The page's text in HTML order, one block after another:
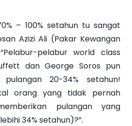
– 100% setahun tu sangat
Azizi Ali (Pakar Kewangan
pelabur world class
dan George Soros pun
pulangan 20-34% setahun!
orang yang tidak pernah
pulangan yang
34% setahun)?”.